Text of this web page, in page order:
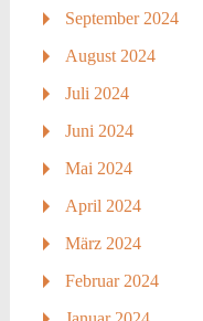
September 2024
August 2024
Juli 2024
Juni 2024
Mai 2024
April 2024
März 2024
Februar 2024